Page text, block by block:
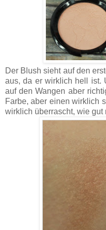
Der Blush sieht auf den
aus, da er wirklich hell ist.
auf den Wangen aber
Farbe, aber einen wirklich
wirklich überrascht, wie gut